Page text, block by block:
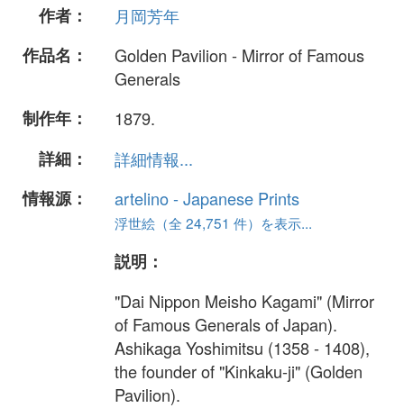
作者：
月岡芳年
作品名：
Golden Pavilion - Mirror of Famous
Generals
制作年：
1879.
詳細：
詳細情報...
情報源：
artelino - Japanese Prints
浮世絵（全 24,751 件）を表示...
説明：
"Dai Nippon Meisho Kagami" (Mirror
of Famous Generals of Japan).
Ashikaga Yoshimitsu (1358 - 1408),
the founder of "Kinkaku-ji" (Golden
Pavilion).